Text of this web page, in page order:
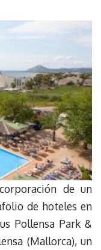
de un
de hoteles en
Pollensa Park &
(Mallorca), un